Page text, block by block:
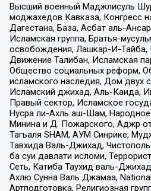
Высший военный Маджлисуль
моджахедов Кавказа, Конгресс
Дагестана, База, Асбат аль-
Исламская группа, Братья-
освобождения, Лашкар-И-Тайба,
Движение Талибан, Исламская
Общество социальных реформ,
исламского наследия, Дом
Исламский джихад, Аль-Каида,
Правый сектор, Исламское
Нусра ли-Ахль аш-Шам,
Минина и Д. Пожарского, Аджр от
Тагьаля SHAM, АУМ Синрике,
Тавхида Валь-Джихад,
ба суи давлати исломи,
Сеть, Катиба Таухид валь-
Ахлю Сунна Валь Джамаа,
Артподготовка, Религиозная